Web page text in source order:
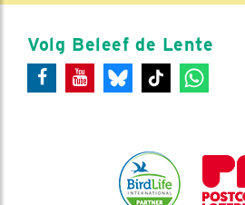
Volg Beleef de Lente